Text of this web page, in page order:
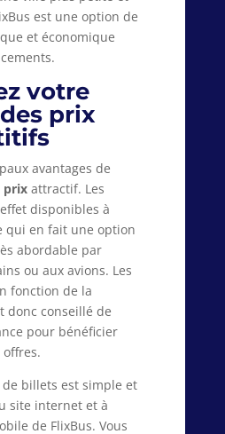
est une option de
et économique
votre
prix
avantages de
prixattractif. Les
disponibles à
qui en fait une option
abordable par
ou aux avions. Les
fonction de la
donc conseillé de
pour bénéficier
billets est simple et
site internet et à
de FlixBus. Vous